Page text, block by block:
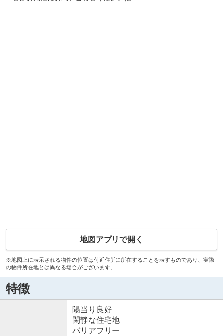
地図アプリで開く
※地図上に表示される物件の位置は付近住所に所在することを表すものであり、実際
の物件所在地とは異なる場合がございます。
特徴
陽当り良好
閑静な住宅地
バリアフリー